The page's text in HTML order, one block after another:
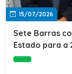
15/07/2026
Sete Barras
Estado para a